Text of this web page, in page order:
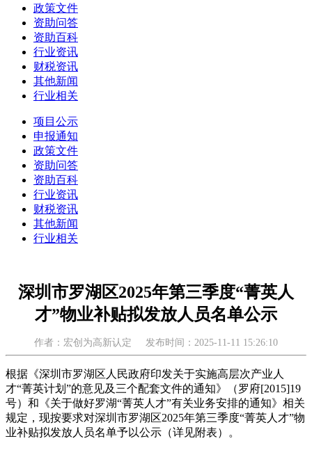
政策文件
资助问答
资助百科
行业资讯
财税资讯
其他新闻
行业相关
项目公示
申报通知
政策文件
资助问答
资助百科
行业资讯
财税资讯
其他新闻
行业相关
深圳市罗湖区2025年第三季度“菁英人
才”物业补贴拟发放人员名单公示
作者：宏创为高新认定 发布时间：2025-11-11 15:26:10
根据《深圳市罗湖区人民政府印发关于实施高层次产业人
才“菁英计划”的意见及三个配套文件的通知》（罗府[2015]19
号）和《关于做好罗湖“菁英人才”有关业务安排的通知》相关
规定，现按要求对深圳市罗湖区2025年第三季度“菁英人才”物
业补贴拟发放人员名单予以公示（详见附表）。